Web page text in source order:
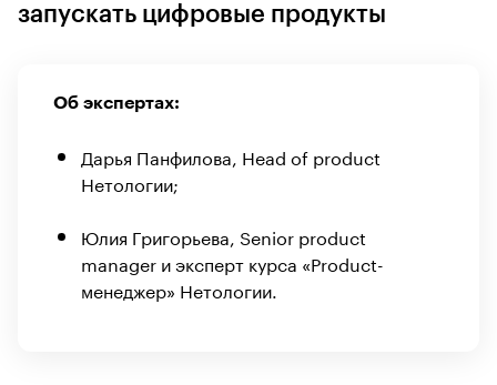
запускать цифровые продукты
Об экспертах:
Дарья Панфилова, Head of product
Нетологии;
Юлия Григорьева, Senior product
manager и эксперт курса «Product-
менеджер» Нетологии.